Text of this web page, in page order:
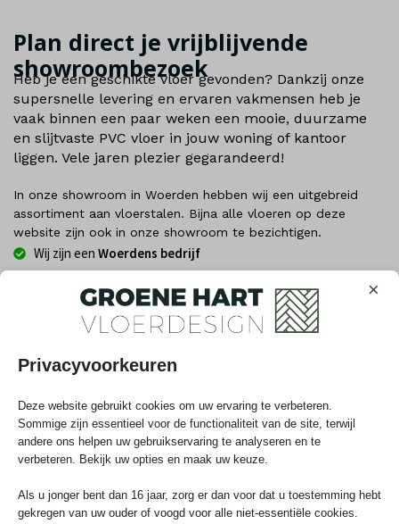
Plan direct je vrijblijvende
showroombezoek
Heb je een geschikte vloer gevonden? Dankzij onze
supersnelle levering en ervaren vakmensen heb je
vaak binnen een paar weken een mooie, duurzame
en slijtvaste PVC vloer in jouw woning of kantoor
liggen. Vele jaren plezier gegarandeerd!
In onze showroom in Woerden hebben wij een uitgebreid
assortiment aan vloerstalen. Bijna alle vloeren op deze
website zijn ook in onze showroom te bezichtigen.
Wij zijn een Woerdens bedrijf
allerbesteprijs/kwaliteitverhouding
25 jaar Garantie
Legservice
beschikbaar
📅 Kies hieronder eenvoudig je datum
augustus 2026
Privacyvoorkeuren
×
Deze website gebruikt cookies om uw ervaring te verbeteren.
Sommige zijn essentieel voor de functionaliteit van de site, terwijl
andere ons helpen uw gebruikservaring te analyseren en te
verbeteren. Bekijk uw opties en maak uw keuze.
Als u jonger bent dan 16 jaar, zorg er dan voor dat u toestemming hebt
gekregen van uw ouder of voogd voor alle niet-essentiële cookies.